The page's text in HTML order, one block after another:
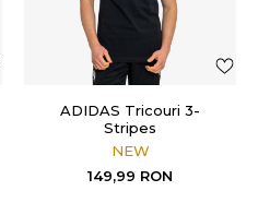
ADIDAS Tricouri 3-
Stripes
NEW
149,99 RON